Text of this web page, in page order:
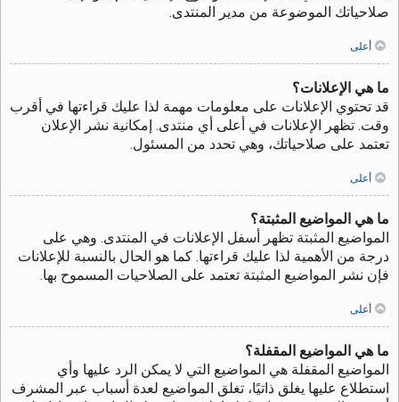
صلاحياتك الموضوعة من مدير المنتدى.
أعلى
ما هي الإعلانات؟
قد تحتوي الإعلانات على معلومات مهمة لذا عليك قراءتها في أقرب
وقت. تظهر الإعلانات في أعلى أي منتدى. إمكانية نشر الإعلان
تعتمد على صلاحياتك، وهي تحدد من المسئول.
أعلى
ما هي المواضيع المثبتة؟
المواضيع المثبتة تظهر أسفل الإعلانات في المنتدى. وهي على
درجة من الأهمية لذا عليك قراءتها. كما هو الحال بالنسبة للإعلانات
فإن نشر المواضيع المثبتة تعتمد على الصلاحيات المسموح بها.
أعلى
ما هي المواضيع المقفلة؟
المواضيع المقفلة هي المواضيع التي لا يمكن الرد عليها وأي
استطلاع عليها يغلق ذاتيًا، تغلق المواضيع لعدة أسباب عبر المشرف